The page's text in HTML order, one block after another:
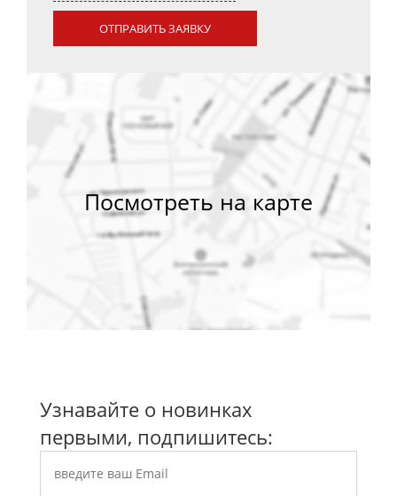
ОТПРАВИТЬ ЗАЯВКУ
Узнавайте о новинках
первыми, подпишитесь: